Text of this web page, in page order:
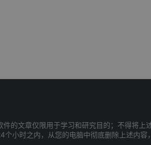
的文章仅限用于学习和研究目的；不得将上
小时之内，从您的电脑中彻底删除上述内容